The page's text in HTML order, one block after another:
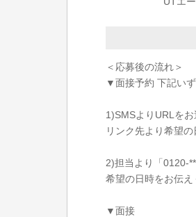
＜応募後の流れ＞
▼面接予約 下記い
1)SMSよりURLを
リンク先より希望
2)担当より「0120-
希望の日時をお伝え
▼面接